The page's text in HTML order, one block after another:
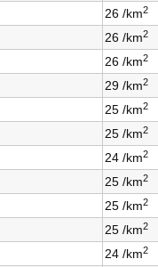
26 /km2
26 /km2
26 /km2
29 /km2
25 /km2
25 /km2
24 /km2
25 /km2
25 /km2
25 /km2
24 /km2